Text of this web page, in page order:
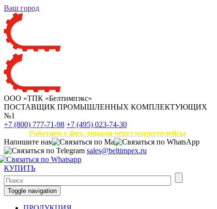
Ваш город
ООО «ТПК «Белтимпэкс»
ПОСТАВЩИК ПРОМЫШЛЕННЫХ КОМПЛЕКТУЮЩИХ
№1
+7 (800) 777-71-98 +7 (495) 023-74-30
Работаем с физ. лицами через маркетплейсы
Напишите нам
sales@beltimpex.ru
КУПИТЬ
Toggle navigation